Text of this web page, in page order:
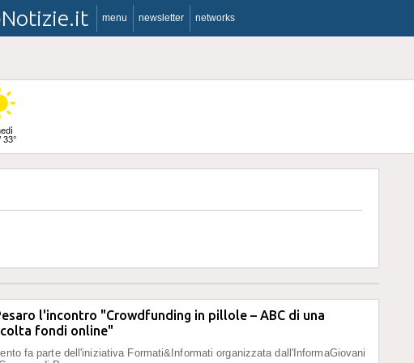
Notizie.it menu newsletter networks
33°
l'incontro "Crowdfunding in pillole – ABC di una
fondi online"
fa parte dell'iniziativa Formati&Informati organizzata dall'InformaGiovani